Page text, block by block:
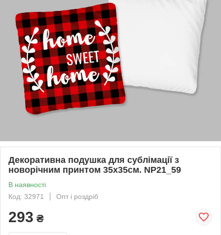
Декоративна подушка для сублімації з
новорічним принтом 35х35см. NP21_59
В наявності
Код: 32971
Опт і роздріб
293 ₴